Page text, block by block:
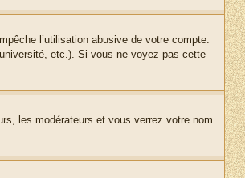
l’utilisation abusive de votre compte.
etc.). Si vous ne voyez pas cette
les modérateurs et vous verrez votre nom